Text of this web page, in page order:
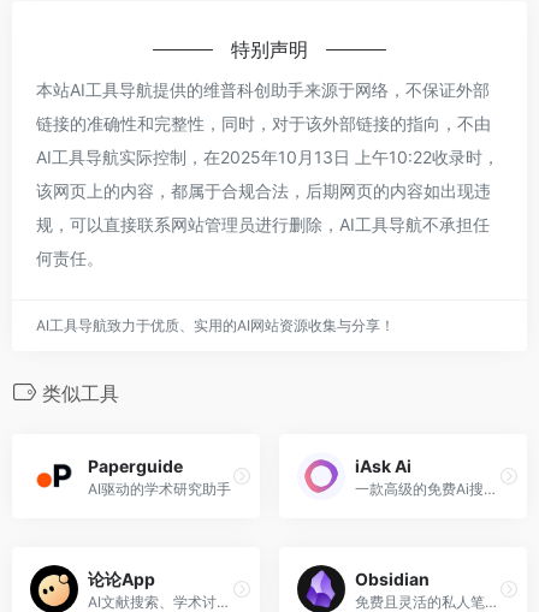
特别声明
本站AI工具导航提供的维普科创助手来源于网络，不保证外部
链接的准确性和完整性，同时，对于该外部链接的指向，不由
AI工具导航实际控制，在2025年10月13日 上午10:22收录时，
该网页上的内容，都属于合规合法，后期网页的内容如出现违
规，可以直接联系网站管理员进行删除，AI工具导航不承担任
何责任。
AI工具导航致力于优质、实用的AI网站资源收集与分享！
类似工具
Paperguide
AI驱动的学术研究助手
iAsk Ai
一款高级的免费Ai搜索引擎，可以向Ai询问任何问题
论论App
AI文献搜索、学术讨论平台，涵盖了各类学术期刊、学位、会议论文，助力科研。
Obsidian
免费且灵活的私人笔记应用，你的第二大脑